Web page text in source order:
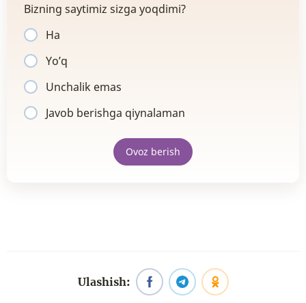
Bizning saytimiz sizga yoqdimi?
Ha
Yo’q
Unchalik emas
Javob berishga qiynalaman
Ovoz berish
Ulashish: